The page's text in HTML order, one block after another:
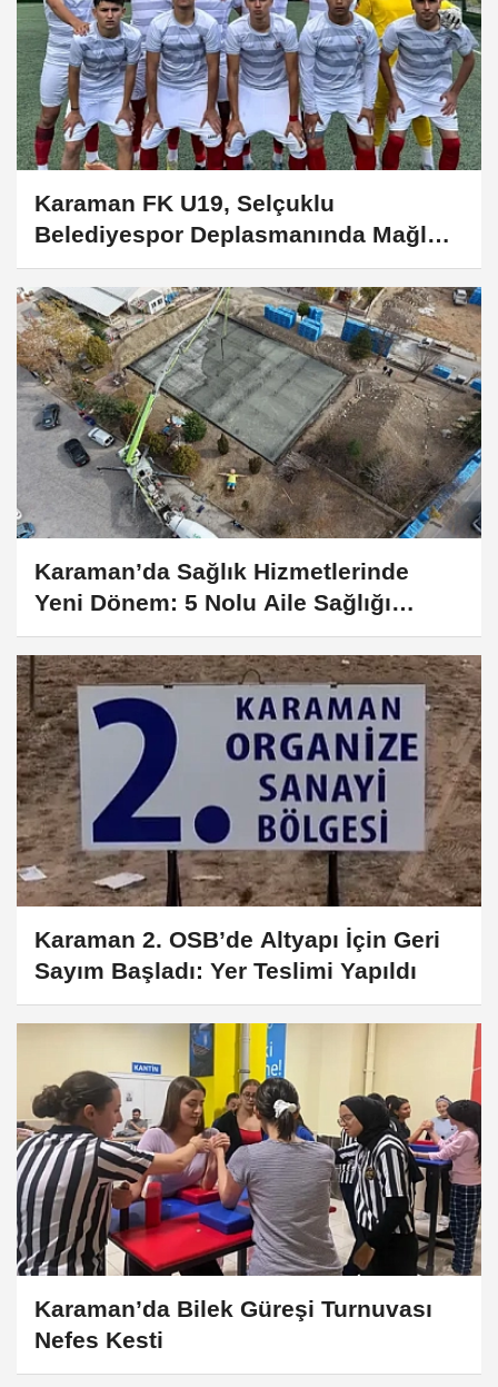
Karaman FK U19, Selçuklu
Belediyespor Deplasmanında Mağlup
Oldu: Galibiyet Hasreti Sürüyor
Karaman’da Sağlık Hizmetlerinde
Yeni Dönem: 5 Nolu Aile Sağlığı
Merkezi Yenileniyor
Karaman 2. OSB’de Altyapı İçin Geri
Sayım Başladı: Yer Teslimi Yapıldı
Karaman’da Bilek Güreşi Turnuvası
Nefes Kesti